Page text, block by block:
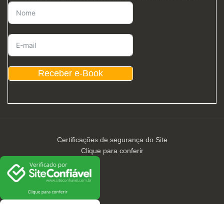
Receber e-Book
Certificações de segurança do Site
Clique para conferir